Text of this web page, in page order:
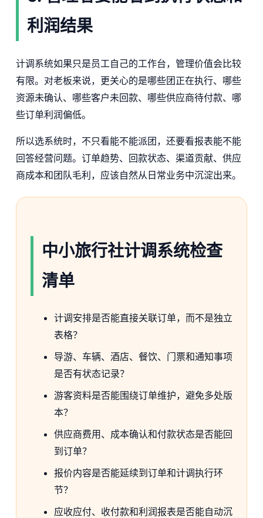
利润结果
计调系统如果只是员工自己的工作台，管理价值会比较
有限。对老板来说，更关心的是哪些团正在执行、哪些
资源未确认、哪些客户未回款、哪些供应商待付款、哪
些订单利润偏低。
所以选系统时，不只看能不能派团，还要看报表能不能
回答经营问题。订单趋势、回款状态、渠道贡献、供应
商成本和团队毛利，应该自然从日常业务中沉淀出来。
中小旅行社计调系统检查
清单
计调安排是否能直接关联订单，而不是独立
表格？
导游、车辆、酒店、餐饮、门票和通知事项
是否有状态记录？
游客资料是否能围绕订单维护，避免多处版
本？
供应商费用、成本确认和付款状态是否能回
到订单？
报价内容是否能延续到订单和计调执行环
节？
应收应付、收付款和利润报表是否能自动沉